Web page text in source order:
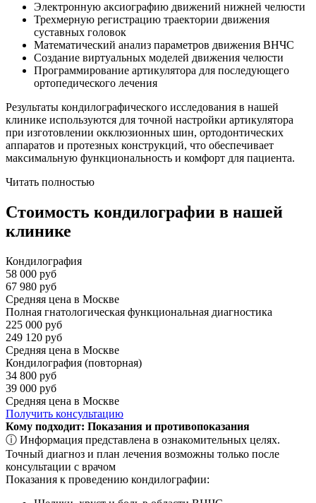
Электронную аксиографию движений нижней челюсти
Трехмерную регистрацию траектории движения
суставных головок
Математический анализ параметров движения ВНЧС
Создание виртуальных моделей движения челюсти
Программирование артикулятора для последующего
ортопедического лечения
Результаты кондилографического исследования в нашей
клинике используются для точной настройки артикулятора
при изготовлении окклюзионных шин, ортодонтических
аппаратов и протезных конструкций, что обеспечивает
максимальную функциональность и комфорт для пациента.
Читать полностью
Стоимость кондилографии в нашей
клинике
Кондилография
58 000 руб
67 980 руб
Средняя цена в Москве
Полная гнатологическая функциональная диагностика
225 000 руб
249 120 руб
Средняя цена в Москве
Кондилография (повторная)
34 800 руб
39 000 руб
Средняя цена в Москве
Получить консультацию
Кому подходит: Показания и противопоказания
ⓘ Информация представлена в ознакомительных целях.
Точный диагноз и план лечения возможны только после
консультации с врачом
Показания к проведению кондилографии: